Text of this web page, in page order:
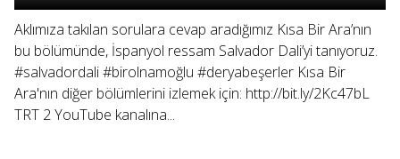
Aklımıza takılan sorulara cevap aradığımız Kısa Bir Ara’nın
bu bölümünde, İspanyol ressam Salvador Dali’yi tanıyoruz.
#salvadordali #birolnamoğlu #deryabeşerler Kısa Bir
Ara'nın diğer bölümlerini izlemek için: http://bit.ly/2Kc47bL
TRT 2 YouTube kanalına...